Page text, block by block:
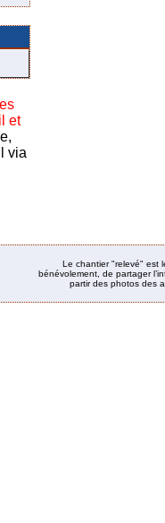
et
via
Le chantier "relevé" est
bénévolement, de partager
partir des photos des